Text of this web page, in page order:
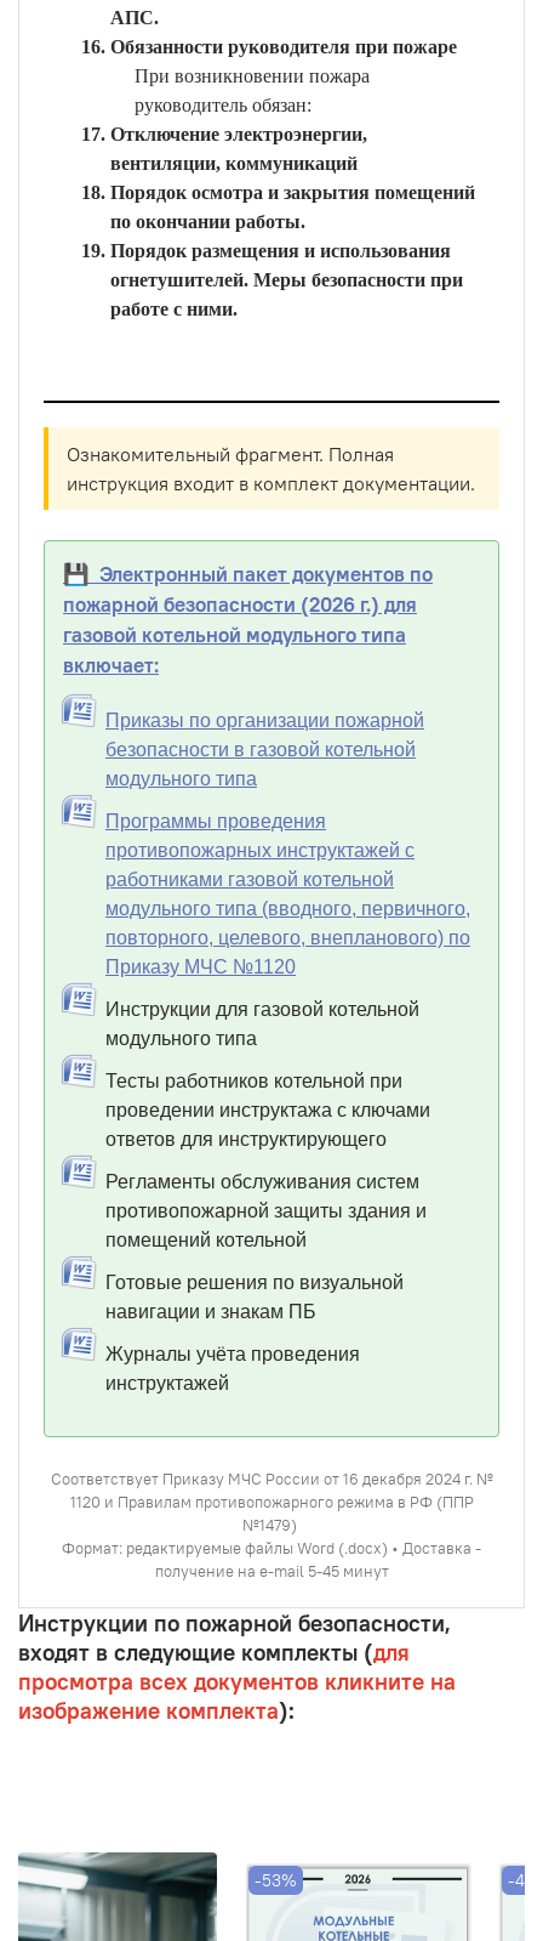
АПС.
Обязанности руководителя при пожаре
При возникновении пожара
руководитель обязан:
Отключение электроэнергии,
вентиляции, коммуникаций
Порядок осмотра и закрытия помещений
по окончании работы.
Порядок размещения и использования
огнетушителей. Меры безопасности при
работе с ними.
Ознакомительный фрагмент. Полная
инструкция входит в комплект документации.
💾 Электронный пакет документов по
пожарной безопасности (2026 г.) для
газовой котельной модульного типа
включает:
Приказы по организации пожарной
безопасности в газовой котельной
модульного типа
Программы проведения
противопожарных инструктажей с
работниками газовой котельной
модульного типа (вводного, первичного,
повторного, целевого, внепланового) по
Приказу МЧС №1120
Инструкции для газовой котельной
модульного типа
Тесты работников котельной при
проведении инструктажа с ключами
ответов для инструктирующего
Регламенты обслуживания систем
противопожарной защиты здания и
помещений котельной
Готовые решения по визуальной
навигации и знакам ПБ
Журналы учёта проведения
инструктажей
Соответствует Приказу МЧС России от 16 декабря 2024 г. №
1120 и Правилам противопожарного режима в РФ (ППР
№1479)
Формат: редактируемые файлы Word (.docx) • Доставка -
получение на e-mail 5-45 минут
Инструкции по пожарной безопасности,
входят в следующие комплекты (для
просмотра всех документов кликните на
изображение комплекта):
-53% -